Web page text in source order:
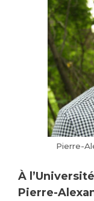
Pierre-
À
Pierre-